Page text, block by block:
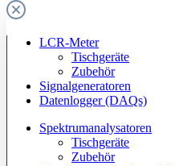
LCR-Meter
Tischgeräte
Zubehör
Signalgeneratoren
Datenlogger (DAQs)
Spektrumanalysatoren
Tischgeräte
Zubehör